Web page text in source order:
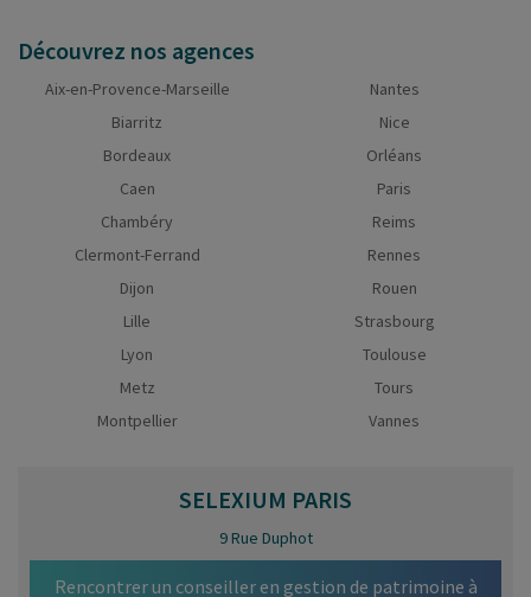
Découvrez nos agences
Aix-en-Provence-Marseille
Biarritz
Bordeaux
Caen
Chambéry
Clermont-Ferrand
Dijon
Lille
Lyon
Metz
Montpellier
Nantes
Nice
Orléans
Paris
Reims
Rennes
Rouen
Strasbourg
Toulouse
Tours
Vannes
SELEXIUM PARIS
9 Rue Duphot
Rencontrer un conseiller en gestion de patrimoine à